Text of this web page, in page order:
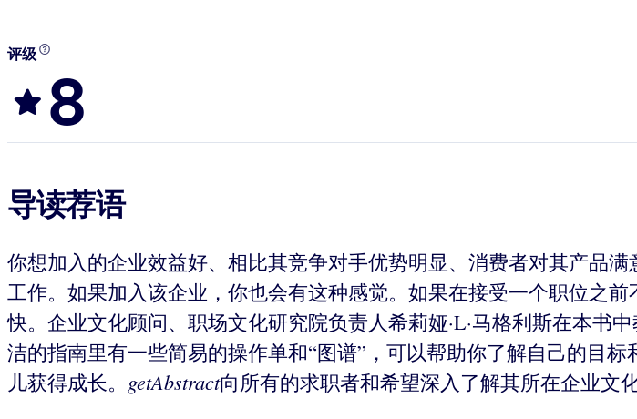
评级
8
导读荐语
你想加入的企业效益好、相比其竞争对手优势明显、消费者对其产品
工作。如果加入该企业，你也会有这种感觉。如果在接受一个职位之
快。企业文化顾问、职场文化研究院负责人希莉娅·L·马格利斯在本书
洁的指南里有一些简易的操作单和“图谱”，可以帮助你了解自己的目
儿获得成长。 getAbstract向所有的求职者和希望深入了解其所在企业文